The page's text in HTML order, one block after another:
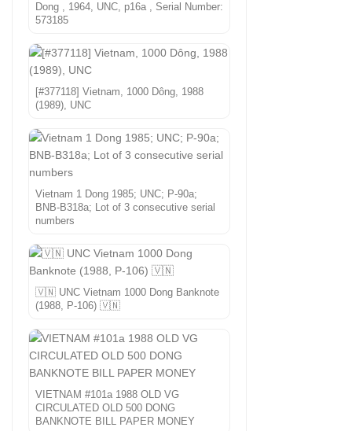
Dong , 1964, UNC, p16a , Serial Number:
573185
[#377118] Vietnam, 1000 Dông, 1988
(1989), UNC
Vietnam 1 Dong 1985; UNC; P-90a;
BNB-B318a; Lot of 3 consecutive serial
numbers
🇻🇳 UNC Vietnam 1000 Dong Banknote
(1988, P-106) 🇻🇳
VIETNAM #101a 1988 OLD VG
CIRCULATED OLD 500 DONG
BANKNOTE BILL PAPER MONEY